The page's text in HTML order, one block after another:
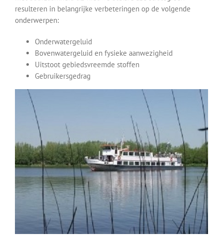
resulteren in belangrijke verbeteringen op de volgende
onderwerpen:
Onderwatergeluid
Bovenwatergeluid en fysieke aanwezigheid
Uitstoot gebiedsvreemde stoffen
Gebruikersgedrag